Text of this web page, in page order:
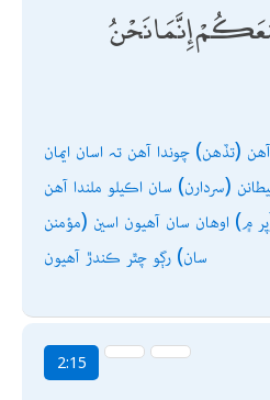
مَعَكُمْ إِنَّمَا نَحْنُ
(تڏھن) چوندا آھن تہ اسان ايمان
(سردارن) سان اڪيلو ملندا آھن
۾) اوھان سان آھيون اسين (مؤمنن
سان) رڳو چٿر ڪندڙ آھيون
2:15